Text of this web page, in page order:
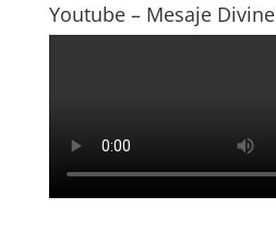
Youtube – Mesaje Divine